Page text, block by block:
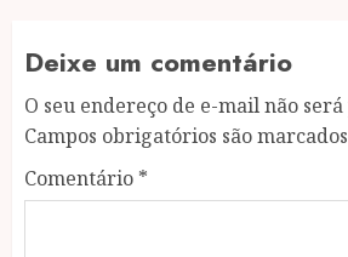
Deixe um comentário
O seu endereço de e-mail não
Campos obrigatórios são
Comentário *